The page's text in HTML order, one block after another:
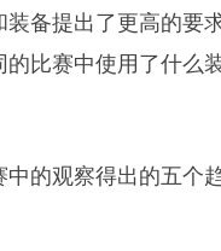
装备提出了更高的要
比赛中使用了什么
中的观察得出的五个